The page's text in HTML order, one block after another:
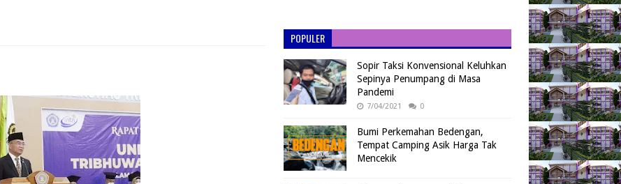
POPULER
Sopir Taksi Konvensional Keluhkan
Sepinya Penumpang di Masa
Pandemi
7/04/2021 0
Bumi Perkemahan Bedengan,
Tempat Camping Asik Harga Tak
Mencekik